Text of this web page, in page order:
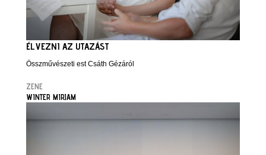
ÉLVEZNI AZ UTAZÁST
Összművészeti est Csáth Gézáról
ZENE
WINTER MIRJAM